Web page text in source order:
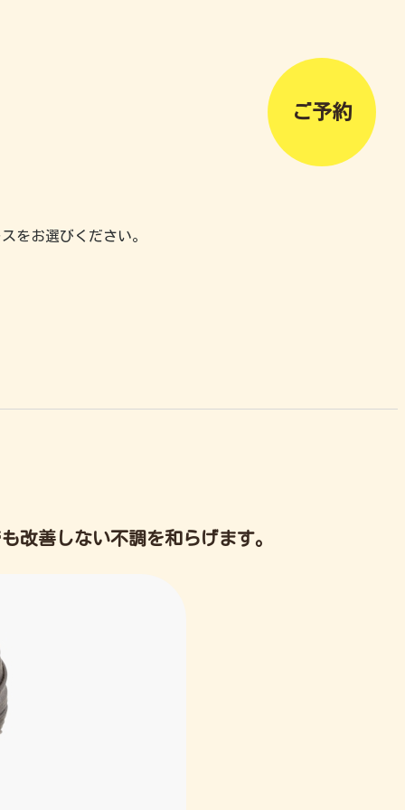
ご予約
をお選びください。
改善しない不調を和らげます。